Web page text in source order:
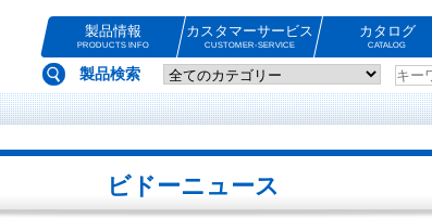
製品情報
PRODUCTS INFO
カスタマーサービス
CUSTOMER-SERVICE
カタログ
CATALOG
製品検索
ビドーニュース